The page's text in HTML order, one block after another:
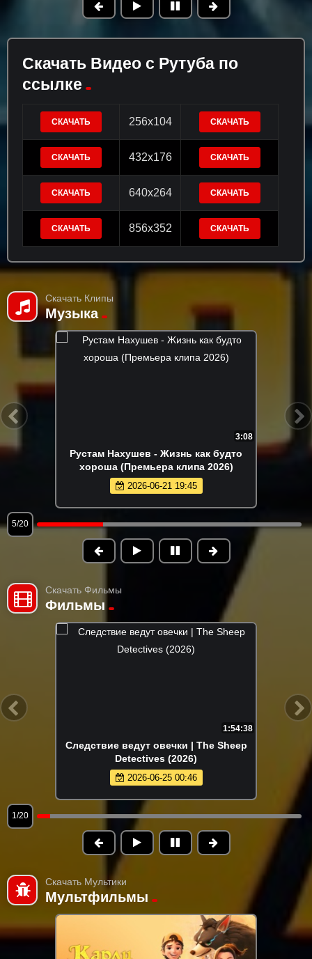
Скачать Видео с Рутуба по
ссылке
СКАЧАТЬ 256x104 СКАЧАТЬ
СКАЧАТЬ 432x176 СКАЧАТЬ
СКАЧАТЬ 640x264 СКАЧАТЬ
СКАЧАТЬ 856x352 СКАЧАТЬ
Скачать Клипы
Музыка
2:26
Tural Everest - Отравляешь ядом
(Премьера клипа 2026)
2026-05-28 13:22
6/20
Скачать Фильмы
Фильмы
1:54:38
Следствие ведут овечки | The Sheep
Detectives (2026)
2026-06-25 00:46
1/20
Скачать Мультики
Мультфильмы